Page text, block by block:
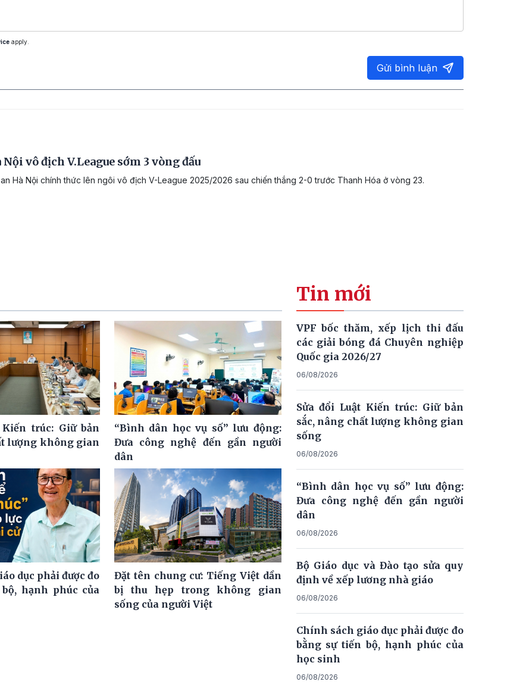
apply.
Gửi bình luận
Nội vô địch V.League sớm 3 vòng đấu
Hà Nội chính thức lên ngôi vô địch V-League 2025/2026 sau chiến thắng 2-0 trước Thanh Hóa ở vòng 23.
trúc: Giữ bản
lượng không gian
“Bình dân học vụ số” lưu động:
Đưa công nghệ đến gần người
dân
dục phải được đo
hạnh phúc của
Đặt tên chung cư: Tiếng Việt dần
bị thu hẹp trong không gian
sống của người Việt
Tin mới
VPF bốc thăm, xếp lịch thi đấu
các giải bóng đá Chuyên nghiệp
Quốc gia 2026/27
06/08/2026
Sửa đổi Luật Kiến trúc: Giữ bản
sắc, nâng chất lượng không gian
sống
06/08/2026
“Bình dân học vụ số” lưu động:
Đưa công nghệ đến gần người
dân
06/08/2026
Bộ Giáo dục và Đào tạo sửa quy
định về xếp lương nhà giáo
06/08/2026
Chính sách giáo dục phải được đo
bằng sự tiến bộ, hạnh phúc của
học sinh
06/08/2026